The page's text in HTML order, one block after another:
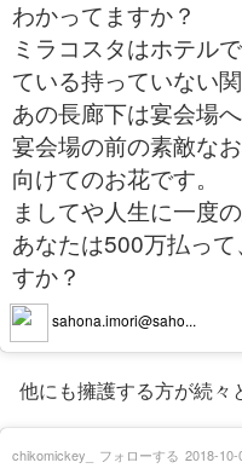
わかってますか？
ミラコスタはホテル
ている持っていない
あの長廊下は宴会場
宴会場の前の素敵な
向けてのお花です。
ましてや人生に一度
あなたは500万払っ
すか？
sahona.imori@saho...
他にも擁護する方が続々
chikomickey_ フォローする 2018-10-